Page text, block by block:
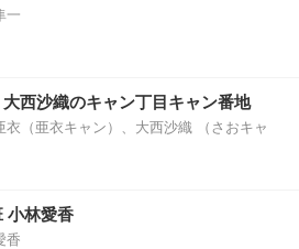
一
西沙織のキャン丁目キャン番地
衣（亜衣キャン）、大西沙織 （さおキャ
小林愛香
香